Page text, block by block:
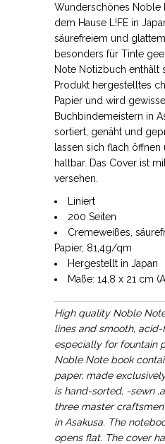
Wunderschönes Noble
dem Hause L!FE in
säurefreiem und
besonders für Tinte
Note Notizbuch enthält
Produkt hergestelltes
Papier und wird
Buchbindemeistern in
sortiert, genäht und
lassen sich flach
haltbar. Das Cover ist
versehen.
Liniert
200 Seiten
Cremeweißes,
Papier, 81,4g/qm
Hergestellt in Japan
Maße: 14,8 x 21 cm
High quality Noble
lines and smooth,
especially for fountain
Noble Note book
paper, made
is hand-sorted, -sewn
three master
in Asakusa. The
opens flat. The cover